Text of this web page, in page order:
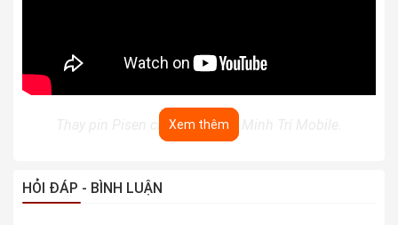
Thay pin Pisen chính hãng tại Minh Trí Mobile.
Minh Trí Mobile - Dịch vụ thay pin iPhone chính hãng,
Xem thêm
HỎI ĐÁP - BÌNH LUẬN